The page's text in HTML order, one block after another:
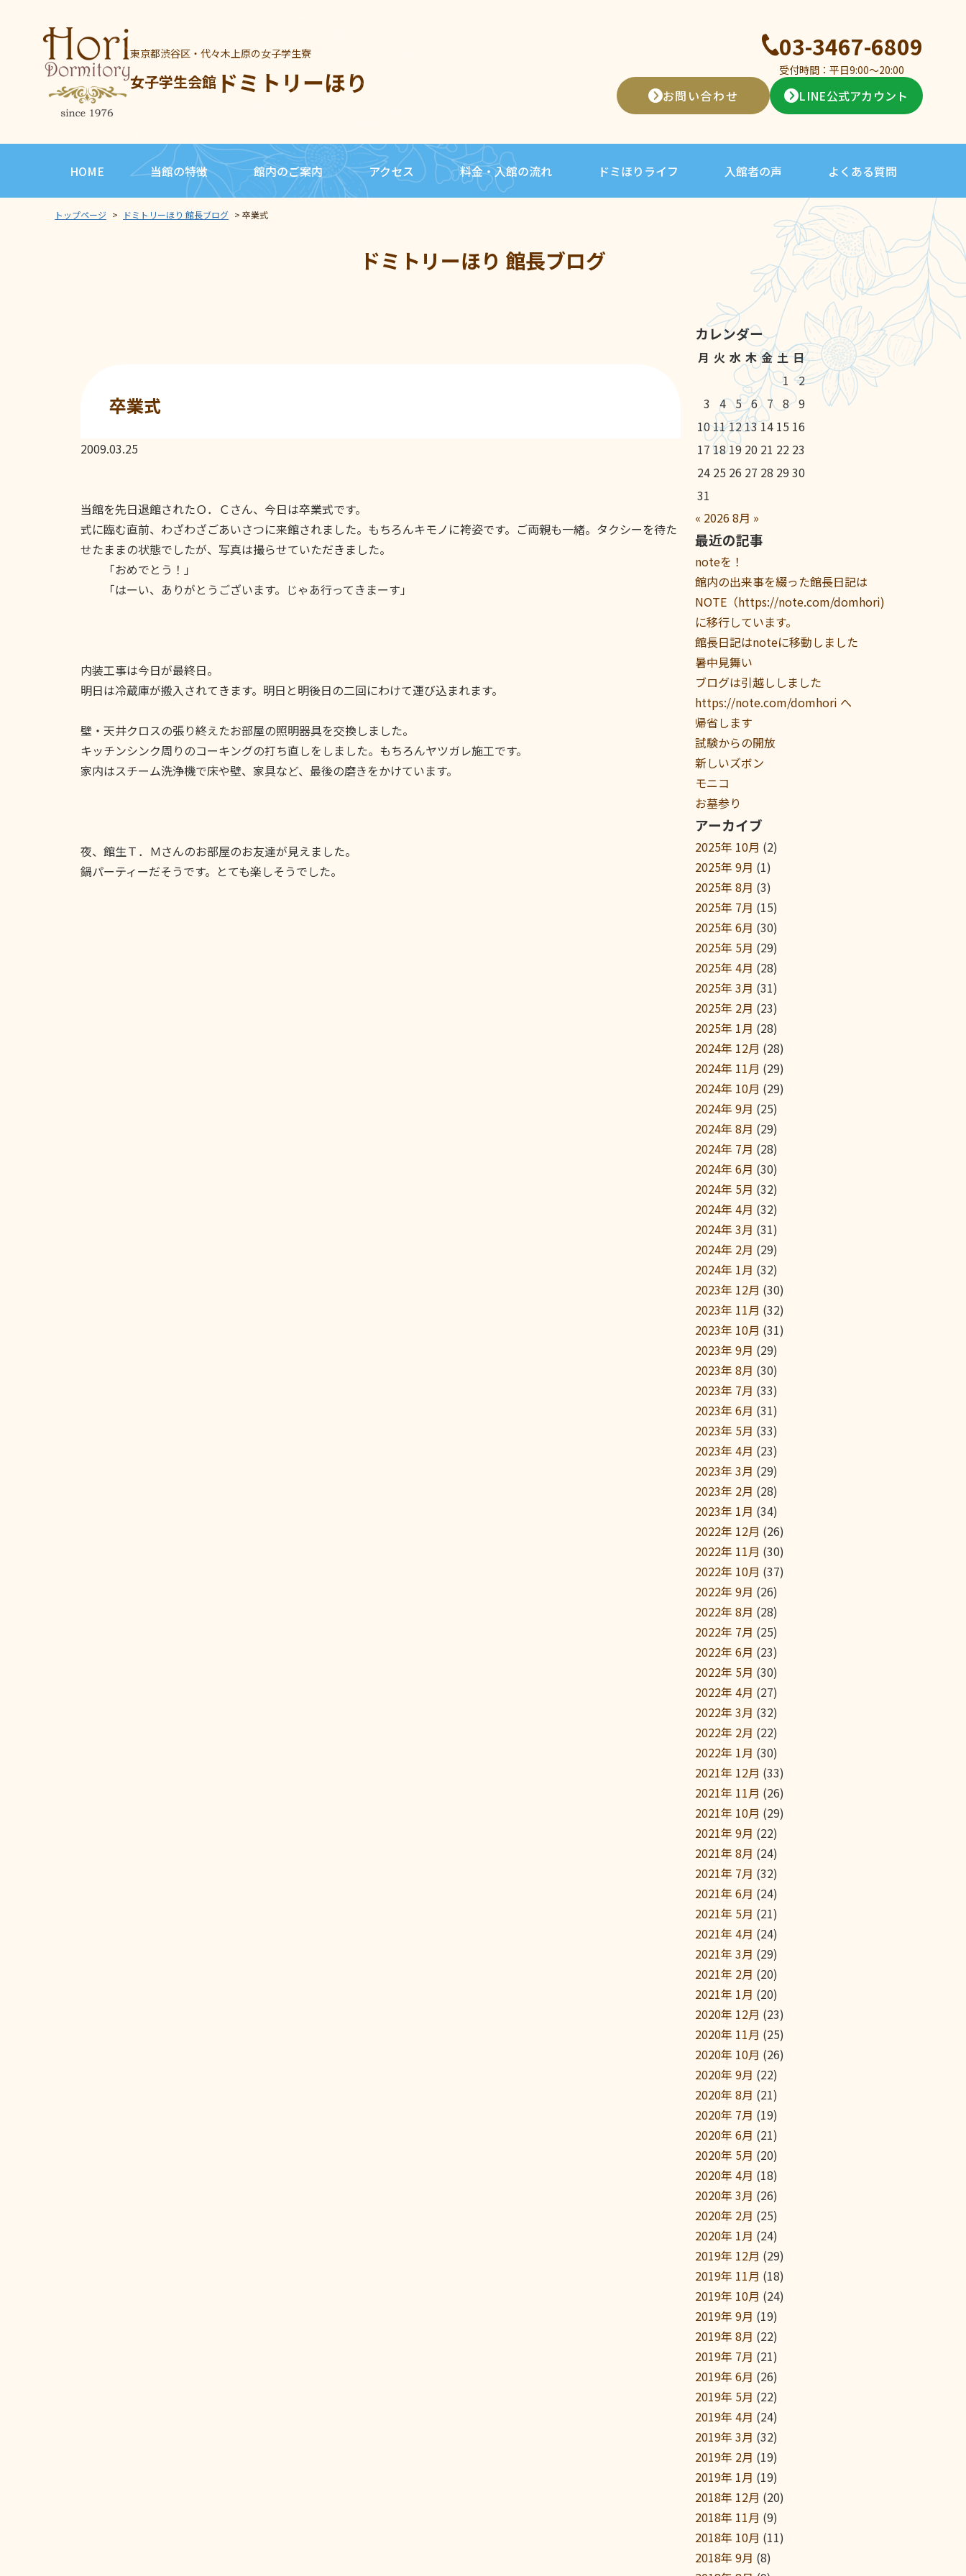
東京都渋谷区・代々木上原の女子学生寮
女子学生会館 ドミトリーほり
03-3467-6809
受付時間：平日9:00〜20:00
お問い合わせ LINE公式アカウント
HOME 当館の特徴 館内のご案内 アクセス 料金・入館の流れ ドミほりライフ 入館者の声 よくある質問
トップページ > ドミトリーほり 館長ブログ > 卒業式
ドミトリーほり 館長ブログ
卒業式
2009.03.25
当館を先日退館されたＯ．Ｃさん、今日は卒業式です。
式に臨む直前、わざわざごあいさつに来館されました。もちろんキモノに袴姿です。ご両親も一緒。タクシーを待た
せたままの状態でしたが、写真は撮らせていただきました。
「おめでとう！」
「はーい、ありがとうございます。じゃあ行ってきまーす」
内装工事は今日が最終日。
明日は冷蔵庫が搬入されてきます。明日と明後日の二回にわけて運び込まれます。
壁・天井クロスの張り終えたお部屋の照明器具を交換しました。
キッチンシンク周りのコーキングの打ち直しをしました。もちろんヤツガレ施工です。
家内はスチーム洗浄機で床や壁、家具など、最後の磨きをかけています。
夜、館生Ｔ．Ｍさんのお部屋のお友達が見えました。
鍋パーティーだそうです。とても楽しそうでした。
カレンダー
月 火 水 木 金 土 日
1
2
3 4 5 6 7 8 9
1011121314 15 16
17 18 19 20 21 22 23
24 25 26 27 28 2930
31
« 20268月 »
最近の記事
noteを！
館内の出来事を綴った館長日記は
NOTE（https://note.com/domhori)
に移行しています。
館長日記はnoteに移動しました
暑中見舞い
ブログは引越ししました
https://note.com/domhori へ
帰省します
試験からの開放
新しいズボン
モニコ
お墓参り
アーカイブ
2025年 10月 (2)
2025年 9月 (1)
2025年 8月 (3)
2025年 7月 (15)
2025年 6月 (30)
2025年 5月 (29)
2025年 4月 (28)
2025年 3月 (31)
2025年 2月 (23)
2025年 1月 (28)
2024年 12月 (28)
2024年 11月 (29)
2024年 10月 (29)
2024年 9月 (25)
2024年 8月 (29)
2024年 7月 (28)
2024年 6月 (30)
2024年 5月 (32)
2024年 4月 (32)
2024年 3月 (31)
2024年 2月 (29)
2024年 1月 (32)
2023年 12月 (30)
2023年 11月 (32)
2023年 10月 (31)
2023年 9月 (29)
2023年 8月 (30)
2023年 7月 (33)
2023年 6月 (31)
2023年 5月 (33)
2023年 4月 (23)
2023年 3月 (29)
2023年 2月 (28)
2023年 1月 (34)
2022年 12月 (26)
2022年 11月 (30)
2022年 10月 (37)
2022年 9月 (26)
2022年 8月 (28)
2022年 7月 (25)
2022年 6月 (23)
2022年 5月 (30)
2022年 4月 (27)
2022年 3月 (32)
2022年 2月 (22)
2022年 1月 (30)
2021年 12月 (33)
2021年 11月 (26)
2021年 10月 (29)
2021年 9月 (22)
2021年 8月 (24)
2021年 7月 (32)
2021年 6月 (24)
2021年 5月 (21)
2021年 4月 (24)
2021年 3月 (29)
2021年 2月 (20)
2021年 1月 (20)
2020年 12月 (23)
2020年 11月 (25)
2020年 10月 (26)
2020年 9月 (22)
2020年 8月 (21)
2020年 7月 (19)
2020年 6月 (21)
2020年 5月 (20)
2020年 4月 (18)
2020年 3月 (26)
2020年 2月 (25)
2020年 1月 (24)
2019年 12月 (29)
2019年 11月 (18)
2019年 10月 (24)
2019年 9月 (19)
2019年 8月 (22)
2019年 7月 (21)
2019年 6月 (26)
2019年 5月 (22)
2019年 4月 (24)
2019年 3月 (32)
2019年 2月 (19)
2019年 1月 (19)
2018年 12月 (20)
2018年 11月 (9)
2018年 10月 (11)
2018年 9月 (8)